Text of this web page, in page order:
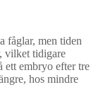
fåglar, men tiden
vilket tidigare
ett embryo efter tre
hos mindre